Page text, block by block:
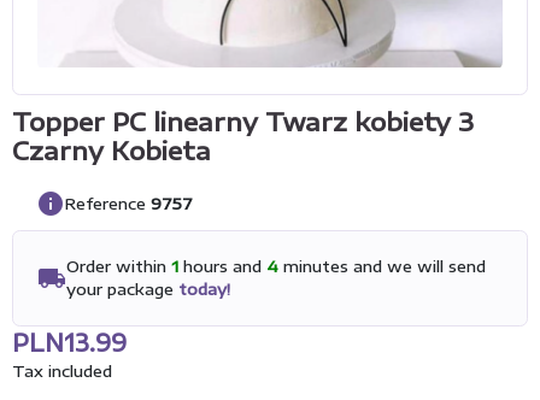
Topper PC linearny Twarz kobiety 3
Czarny Kobieta
infoReference 9757
local_shippingOrder within 1 hours and 4 minutes and we will send
your package today!
PLN13.99
Tax included